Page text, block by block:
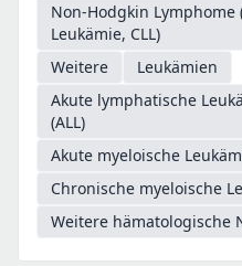
Non-Hodgkin
Leukämie, CLL)
Weitere
Leukämien
Akute lymphatische
(ALL)
Akute myeloische
Chronische myeloische
Weitere hämatologische